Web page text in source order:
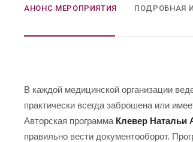
АНОНС МЕРОПРИЯТИЯ ПОДРОБНАЯ
В каждой медицинской организации
практически всегда заброшена или
Авторская программа Клевер Натальи
правильно вести документооборот.